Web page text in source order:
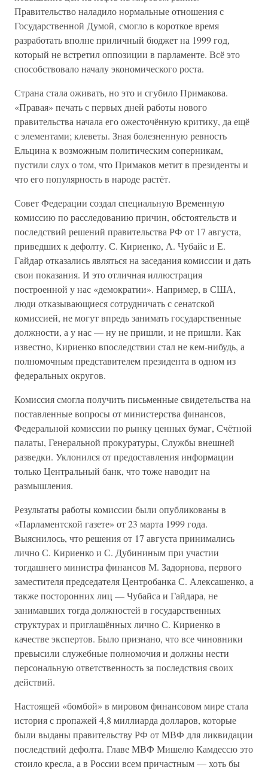
Правительство наладило нормальные отношения с
Государственной Думой, смогло в короткое время
разработать вполне приличный бюджет на 1999 год,
который не встретил оппозиции в парламенте. Всё это
способствовало началу экономического роста.
Страна стала оживать, но это и сгубило Примакова.
«Правая» печать с первых дней работы нового
правительства начала его ожесточённую критику, да ещё
с элементами; клеветы. Зная болезненную ревность
Ельцина к возможным политическим соперникам,
пустили слух о том, что Примаков метит в президенты и
что его популярность в народе растёт.
Совет Федерации создал специальную Временную
комиссию по расследованию причин, обстоятельств и
последствий решений правительства РФ от 17 августа,
приведших к дефолту. С. Кириенко, А. Чубайс и Е.
Гайдар отказались являться на заседания комиссии и дать
свои показания. И это отличная иллюстрация
построенной у нас «демократии». Например, в США,
люди отказывающиеся сотрудничать с сенатской
комиссией, не могут впредь занимать государственные
должности, а у нас — ну не пришли, и не пришли. Как
известно, Кириенко впоследствии стал не кем-нибудь, а
полномочным представителем президента в одном из
федеральных округов.
Комиссия смогла получить письменные свидетельства на
поставленные вопросы от министерства финансов,
Федеральной комиссии по рынку ценных бумаг, Счётной
палаты, Генеральной прокуратуры, Службы внешней
разведки. Уклонился от предоставления информации
только Центральный банк, что тоже наводит на
размышления.
Результаты работы комиссии были опубликованы в
«Парламентской газете» от 23 марта 1999 года.
Выяснилось, что решения от 17 августа принимались
лично С. Кириенко и С. Дубининым при участии
тогдашнего министра финансов М. Задорнова, первого
заместителя председателя Центробанка С. Алексашенко, а
также посторонних лиц — Чубайса и Гайдара, не
занимавших тогда должностей в государственных
структурах и приглашённых лично С. Кириенко в
качестве экспертов. Было признано, что все чиновники
превысили служебные полномочия и должны нести
персональную ответственность за последствия своих
действий.
Настоящей «бомбой» в мировом финансовом мире стала
история с пропажей 4,8 миллиарда долларов, которые
были выданы правительству РФ от МВФ для ликвидации
последствий дефолта. Главе МВФ Мишелю Камдессю это
стоило кресла, а в России всем причастным — хоть бы